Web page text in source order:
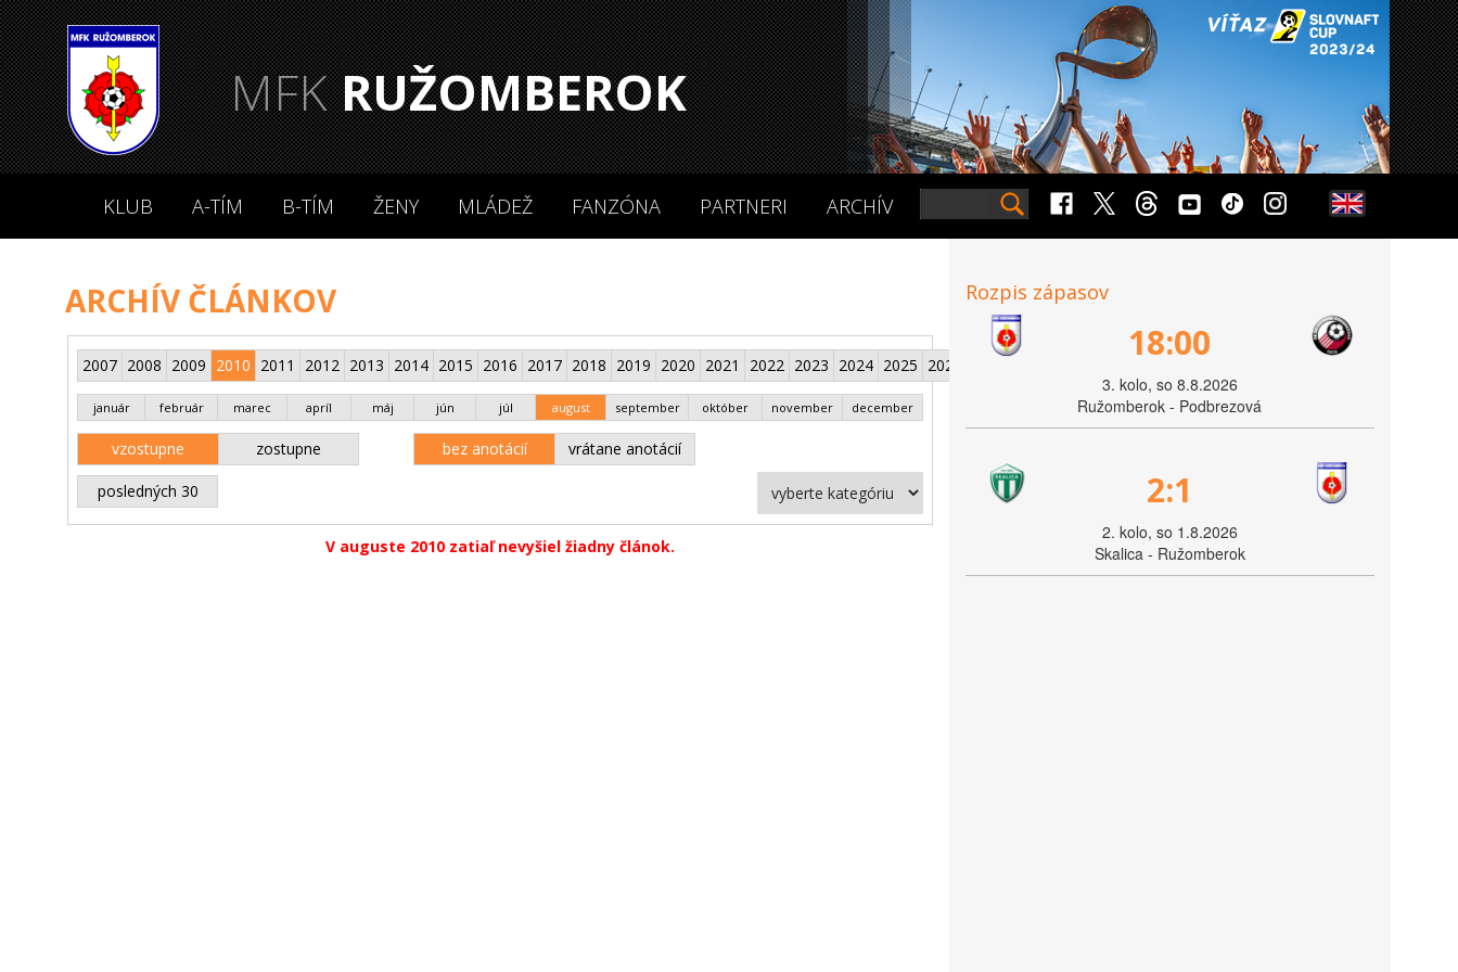
MFKRUŽOMBEROK
KLUB A-TÍM B-TÍM ŽENY MLÁDEŽ FANZÓNA PARTNERI ARCHÍV
ARCHÍV ČLÁNKOV
2007 2008 2009 2010 2011 2012 2013 2014 2015 2016 2017 2018 2019 2020 2021 2022 2023 2024 2025 2026
január február marec apríl máj jún júl august september október november december
vzostupne zostupne bez anotácií vrátane anotácií
posledných 30
V auguste 2010 zatiaľ nevyšiel žiadny článok.
Rozpis zápasov
18:00
3. kolo, so 8.8.2026
Ružomberok - Podbrezová
2:1
2. kolo, so 1.8.2026
Skalica - Ružomberok